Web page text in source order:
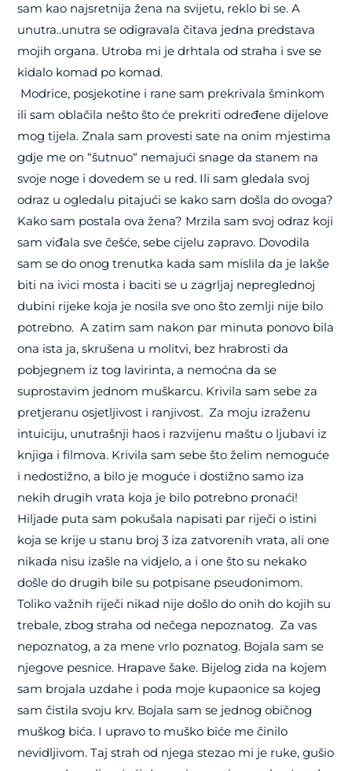
sam kao najsretnija žena na svijetu, reklo bi se. A
unutra..unutra se odigravala čitava jedna predstava
mojih organa. Utroba mi je drhtala od straha i sve se
kidalo komad po komad.
Modrice, posjekotine i rane sam prekrivala šminkom
ili sam oblačila nešto što će prekriti određene dijelove
mog tijela. Znala sam provesti sate na onim mjestima
gdje me on “šutnuo“ nemajući snage da stanem na
svoje noge i dovedem se u red. Ili sam gledala svoj
odraz u ogledalu pitajući se kako sam došla do ovoga?
Kako sam postala ova žena? Mrzila sam svoj odraz koji
sam viđala sve češće, sebe cijelu zapravo. Dovodila
sam se do onog trenutka kada sam mislila da je lakše
biti na ivici mosta i baciti se u zagrljaj nepreglednoj
dubini rijeke koja je nosila sve ono što zemlji nije bilo
potrebno. A zatim sam nakon par minuta ponovo bila
ona ista ja, skrušena u molitvi, bez hrabrosti da
pobjegnem iz tog lavirinta, a nemoćna da se
suprostavim jednom muškarcu. Krivila sam sebe za
pretjeranu osjetljivost i ranjivost. Za moju izraženu
intuiciju, unutrašnji haos i razvijenu maštu o ljubavi iz
knjiga i filmova. Krivila sam sebe što želim nemoguće
i nedostižno, a bilo je moguće i dostižno samo iza
nekih drugih vrata koja je bilo potrebno pronaći!
Hiljade puta sam pokušala napisati par riječi o istini
koja se krije u stanu broj 3 iza zatvorenih vrata, ali one
nikada nisu izašle na vidjelo, a i one što su nekako
došle do drugih bile su potpisane pseudonimom.
Toliko važnih riječi nikad nije došlo do onih do kojih su
trebale, zbog straha od nečega nepoznatog. Za vas
nepoznatog, a za mene vrlo poznatog. Bojala sam se
njegove pesnice. Hrapave šake. Bijelog zida na kojem
sam brojala uzdahe i poda moje kupaonice sa kojeg
sam čistila svoju krv. Bojala sam se jednog običnog
muškog bića. I upravo to muško biće me činilo
nevidljivom. Taj strah od njega stezao mi je ruke, gušio